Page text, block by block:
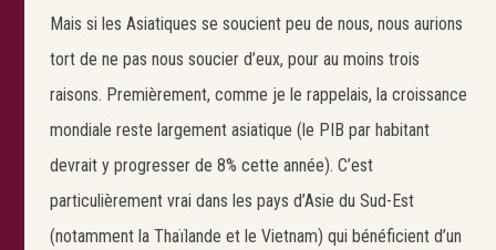
Mais si les Asiatiques se soucient peu de nous, nous aurions
tort de ne pas nous soucier d’eux, pour au moins trois
raisons. Premièrement, comme je le rappelais, la croissance
mondiale reste largement asiatique (le PIB par habitant
devrait y progresser de 8% cette année). C’est
particulièrement vrai dans les pays d’Asie du Sud-Est
(notamment la Thaïlande et le Vietnam) qui bénéficient d’un
Rechercher